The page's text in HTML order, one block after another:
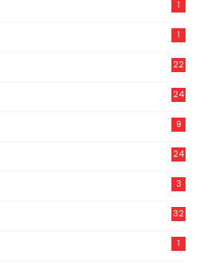
1
1
22
24
9
24
3
32
1